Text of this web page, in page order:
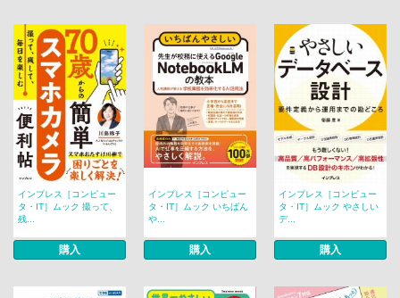
インプレス［コンピュー
タ・IT］ムック 撮って、
残...
購入
インプレス［コンピュー
タ・IT］ムック いちばん
や...
購入
インプレス［コンピュー
タ・IT］ムック やさしい
デ...
購入